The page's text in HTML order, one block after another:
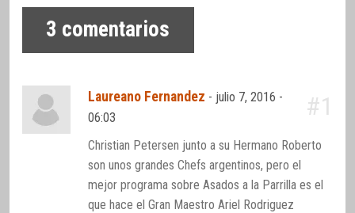
3 comentarios
Laureano Fernandez - julio 7, 2016 -
06:03
#1
Christian Petersen junto a su Hermano Roberto
son unos grandes Chefs argentinos, pero el
mejor programa sobre Asados a la Parrilla es el
que hace el Gran Maestro Ariel Rodriguez